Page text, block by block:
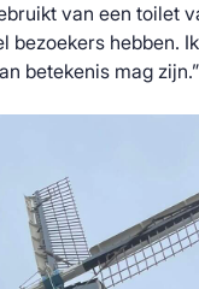
van een toilet
bezoekers hebben.
betekenis mag zijn.”